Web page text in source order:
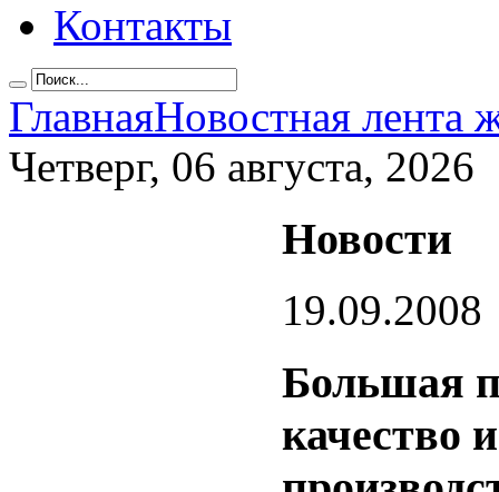
Контакты
ГлавнаяНовостная лента
Четверг, 06 августа, 2026
Новости
19.09.2008
Большая
качество